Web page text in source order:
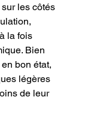
les côtés
la fois
Bien
bon état,
légères
de leur